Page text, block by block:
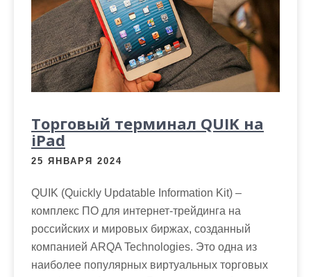
Торговый терминал QUIK на
iPad
25 ЯНВАРЯ 2024
QUIK (Quickly Updatable Information Kit) –
комплекс ПО для интернет-трейдинга на
российских и мировых биржах, созданный
компанией ARQA Technologies. Это одна из
наиболее популярных виртуальных торговых